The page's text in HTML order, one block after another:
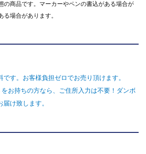
の商品です。マーカーやペンの書込がある場合が
場合があります。
す。お客様負担ゼロでお売り頂けます。
お持ちの方なら、ご住所入力は不要！ダンボ
け致します。